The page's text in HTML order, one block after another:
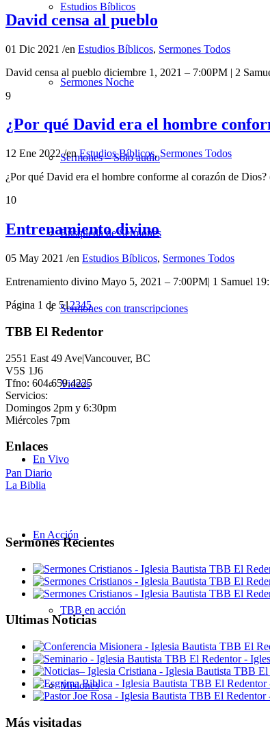
Estudios Bíblicos
Sermones Noche
Sermones – Solo audio
Búsqueda de Sermones
Sermones con transcripciones
Videos
En Vivo
En Acción
TBB en acción
Misiones
David censa al pueblo
01 Dic 2021 /en Estudios Bíblicos, Sermones Todos
David censa al pueblo diciembre 1, 2021 – 7:00PM | 2
9
¿Por qué David era el hombre
12 Ene 2022/enEstudios Bíblicos,Sermones Todos
¿Por qué David era el hombre conforme al corazón de
10
Entrenamiento divino
05 May 2021 /en Estudios Bíblicos, Sermones Todos
Entrenamiento divino Mayo 5, 2021 – 7:00PM| 1 Samuel
Página 1 de 512345
TBB El Redentor
2551 East 49 Ave|Vancouver, BC
V5S 1J6
Tfno: 604.659.4225
Servicios:
Domingos 2pm y 6:30pm
Miércoles 7pm
Enlaces
Pan Diario
La Biblia
Sermones Recientes
Ultimas Noticias
Más visitadas